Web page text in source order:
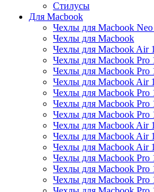
Стилусы
Для Macbook
Чехлы для Macbook
Чехлы для Macbook
Чехлы для Macbook Air
Чехлы для Macbook Pro
Чехлы для Macbook Pro
Чехлы для Macbook Air
Чехлы для Macbook Pro
Чехлы для Macbook Pro
Чехлы для Macbook Pro
Чехлы для Macbook Air
Чехлы для Macbook Air
Чехлы для Macbook Air
Чехлы для Macbook Pro
Чехлы для Macbook Pro
Чехлы для Macbook Pro